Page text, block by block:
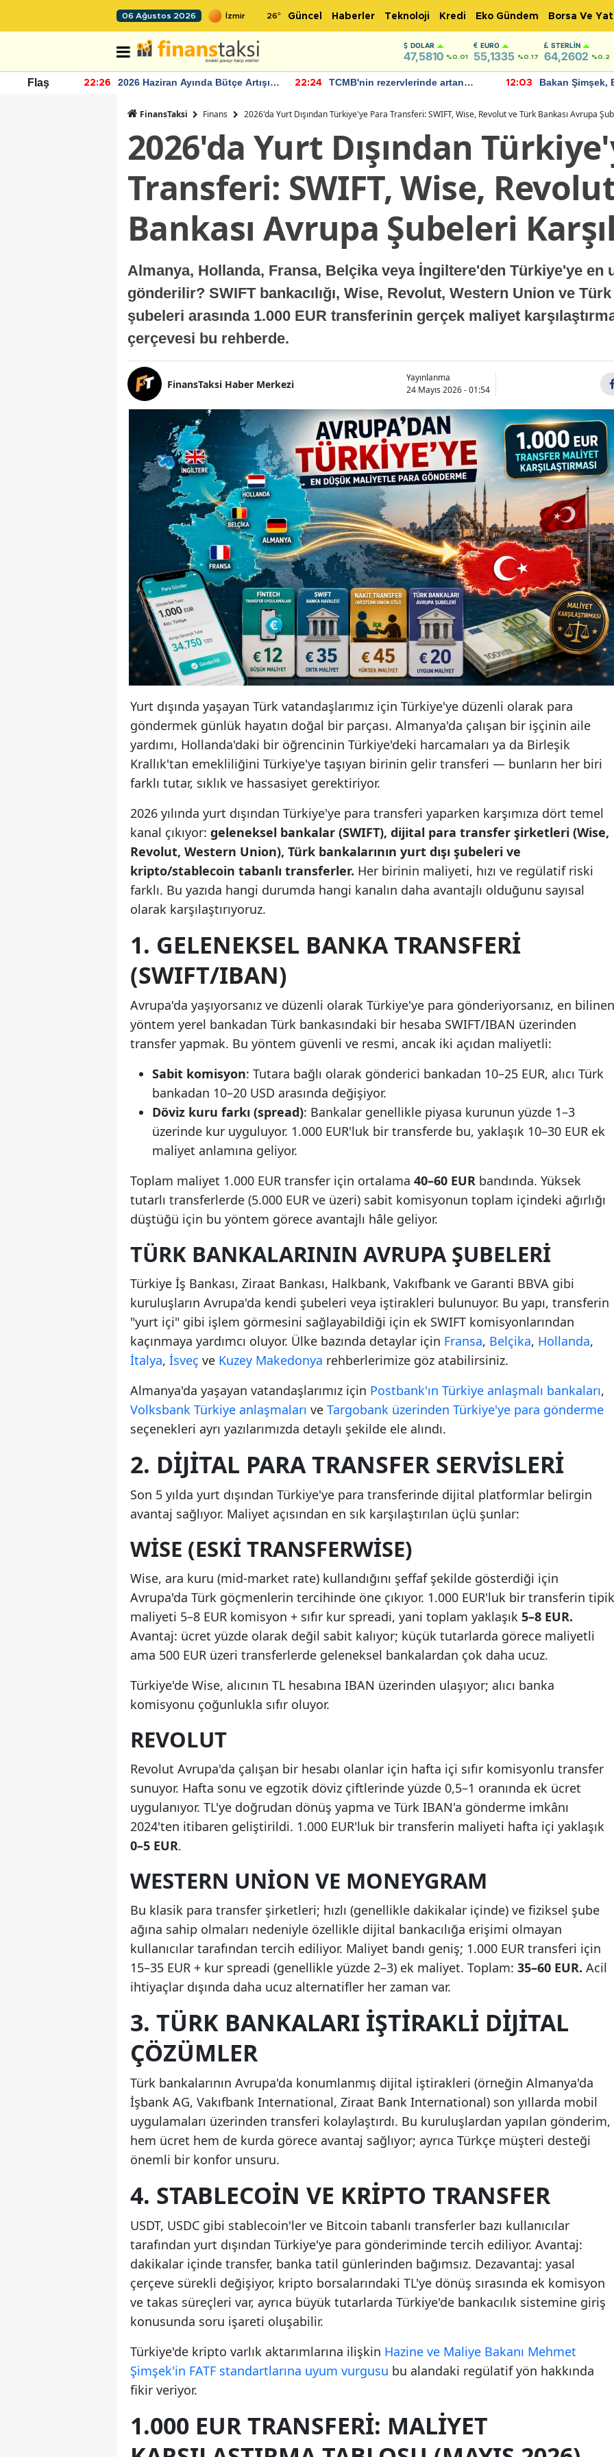
06 Ağustos 2026 26° Güncel Haberler Teknoloji Kredi Eko Gündem Borsa Ve
DOLAR
47,5810 %0.01
EURO
55,1335 %0.17
STERLIN
64,2602 %0.2
Flaş 22:26
2026 Haziran Ayında Bütçe Artışı
22:24
TCMB'nin rezervlerinde artan
12:03
Bakan Şimşek,
FinansTaksi Finans 2026'da Yurt Dışından Türkiye'ye Para Transferi: SWIFT, Wise, Revolut ve Türk Bankası Avrupa
2026'da Yurt Dışından
Transferi: SWIFT, Wise,
Bankası Avrupa Şubeleri
Almanya, Hollanda, Fransa, Belçika veya İngiltere'den Türkiye'ye en
gönderilir? SWIFT bankacılığı, Wise, Revolut, Western Union ve
şubeleri arasında 1.000 EUR transferinin gerçek maliyet
çerçevesi bu rehberde.
FinansTaksi Haber Merkezi
Yayınlanma
24 Mayıs 2026 - 01:54
Yurt dışında yaşayan Türk vatandaşlarımız için Türkiye'ye düzenli olarak para
göndermek günlük hayatın doğal bir parçası. Almanya'da çalışan bir işçinin aile
yardımı, Hollanda'daki bir öğrencinin Türkiye'deki harcamaları ya da Birleşik
Krallık'tan emekliliğini Türkiye'ye taşıyan birinin gelir transferi — bunların her biri
farklı tutar, sıklık ve hassasiyet gerektiriyor.
2026 yılında yurt dışından Türkiye'ye para transferi yaparken karşımıza dört temel
kanal çıkıyor: geleneksel bankalar (SWIFT), dijital para transfer şirketleri (Wise,
Revolut, Western Union), Türk bankalarının yurt dışı şubeleri ve
kripto/stablecoin tabanlı transferler. Her birinin maliyeti, hızı ve regülatif riski
farklı. Bu yazıda hangi durumda hangi kanalın daha avantajlı olduğunu sayısal
olarak karşılaştırıyoruz.
1. GELENEKSEL BANKA TRANSFERI
(SWIFT/IBAN)
Avrupa'da yaşıyorsanız ve düzenli olarak Türkiye'ye para gönderiyorsanız, en bilinen
yöntem yerel bankadan Türk bankasındaki bir hesaba SWIFT/IBAN üzerinden
transfer yapmak. Bu yöntem güvenli ve resmi, ancak iki açıdan maliyetli:
Sabit komisyon: Tutara bağlı olarak gönderici bankadan 10–25 EUR, alıcı Türk
bankadan 10–20 USD arasında değişiyor.
Döviz kuru farkı (spread): Bankalar genellikle piyasa kurunun yüzde 1–3
üzerinde kur uyguluyor. 1.000 EUR'luk bir transferde bu, yaklaşık 10–30 EUR ek
maliyet anlamına geliyor.
Toplam maliyet 1.000 EUR transfer için ortalama 40–60 EUR bandında. Yüksek
tutarlı transferlerde (5.000 EUR ve üzeri) sabit komisyonun toplam içindeki ağırlığı
düştüğü için bu yöntem görece avantajlı hâle geliyor.
TÜRK BANKALARININ AVRUPA ŞUBELERI
Türkiye İş Bankası, Ziraat Bankası, Halkbank, Vakıfbank ve Garanti BBVA gibi
kuruluşların Avrupa'da kendi şubeleri veya iştirakleri bulunuyor. Bu yapı, transferin
"yurt içi" gibi işlem görmesini sağlayabildiği için ek SWIFT komisyonlarından
kaçınmaya yardımcı oluyor. Ülke bazında detaylar için Fransa, Belçika, Hollanda,
İtalya, İsveç ve Kuzey Makedonya rehberlerimize göz atabilirsiniz.
Almanya'da yaşayan vatandaşlarımız için Postbank'ın Türkiye anlaşmalı bankaları,
Volksbank Türkiye anlaşmaları ve Targobank üzerinden Türkiye'ye para gönderme
seçenekleri ayrı yazılarımızda detaylı şekilde ele alındı.
2. DIJITAL PARA TRANSFER SERVISLERI
Son 5 yılda yurt dışından Türkiye'ye para transferinde dijital platformlar belirgin
avantaj sağlıyor. Maliyet açısından en sık karşılaştırılan üçlü şunlar:
WISE (ESKI TRANSFERWISE)
Wise, ara kuru (mid-market rate) kullandığını şeffaf şekilde gösterdiği için
Avrupa'da Türk göçmenlerin tercihinde öne çıkıyor. 1.000 EUR'luk bir transferin tipik
maliyeti 5–8 EUR komisyon + sıfır kur spreadi, yani toplam yaklaşık 5–8 EUR.
Avantaj: ücret yüzde olarak değil sabit kalıyor; küçük tutarlarda görece maliyetli
ama 500 EUR üzeri transferlerde geleneksel bankalardan çok daha ucuz.
Türkiye'de Wise, alıcının TL hesabına IBAN üzerinden ulaşıyor; alıcı banka
komisyonu çoğunlukla sıfır oluyor.
REVOLUT
Revolut Avrupa'da çalışan bir hesabı olanlar için hafta içi sıfır komisyonlu transfer
sunuyor. Hafta sonu ve egzotik döviz çiftlerinde yüzde 0,5–1 oranında ek ücret
uygulanıyor. TL'ye doğrudan dönüş yapma ve Türk IBAN'a gönderme imkânı
2024'ten itibaren geliştirildi. 1.000 EUR'luk bir transferin maliyeti hafta içi yaklaşık
0–5 EUR.
WESTERN UNION VE MONEYGRAM
Bu klasik para transfer şirketleri; hızlı (genellikle dakikalar içinde) ve fiziksel şube
ağına sahip olmaları nedeniyle özellikle dijital bankacılığa erişimi olmayan
kullanıcılar tarafından tercih ediliyor. Maliyet bandı geniş; 1.000 EUR transferi için
15–35 EUR + kur spreadi (genellikle yüzde 2–3) ek maliyet. Toplam: 35–60 EUR. Acil
ihtiyaçlar dışında daha ucuz alternatifler her zaman var.
3. TÜRK BANKALARI İŞTIRAKLI DIJITAL
ÇÖZÜMLER
Türk bankalarının Avrupa'da konumlanmış dijital iştirakleri (örneğin Almanya'da
İşbank AG, Vakıfbank International, Ziraat Bank International) son yıllarda mobil
uygulamaları üzerinden transferi kolaylaştırdı. Bu kuruluşlardan yapılan gönderim,
hem ücret hem de kurda görece avantaj sağlıyor; ayrıca Türkçe müşteri desteği
önemli bir konfor unsuru.
4. STABLECOIN VE KRIPTO TRANSFER
USDT, USDC gibi stablecoin'ler ve Bitcoin tabanlı transferler bazı kullanıcılar
tarafından yurt dışından Türkiye'ye para gönderiminde tercih ediliyor. Avantaj:
dakikalar içinde transfer, banka tatil günlerinden bağımsız. Dezavantaj: yasal
çerçeve sürekli değişiyor, kripto borsalarındaki TL'ye dönüş sırasında ek komisyon
ve takas süreçleri var, ayrıca büyük tutarlarda Türkiye'de bankacılık sistemine giriş
konusunda soru işareti oluşabilir.
Türkiye'de kripto varlık aktarımlarına ilişkin Hazine ve Maliye Bakanı Mehmet
Şimşek'in FATF standartlarına uyum vurgusu bu alandaki regülatif yön hakkında
fikir veriyor.
1.000 EUR TRANSFERI: MALIYET